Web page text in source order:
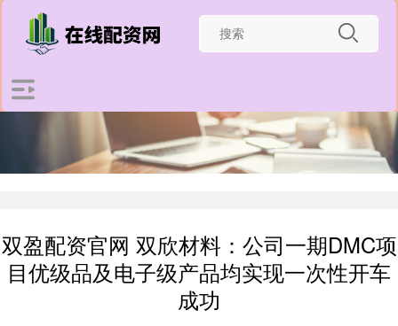
双盈配资官网 双欣材料：公司一期DMC项
目优级品及电子级产品均实现一次性开车
成功